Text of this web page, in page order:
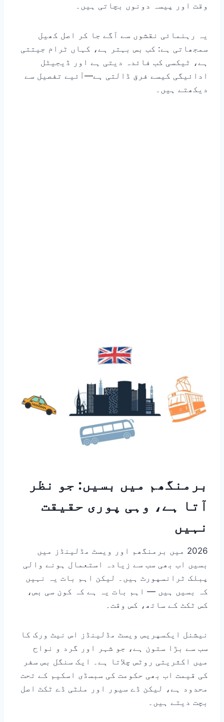
وقت اور پیسہ دونوں بچاتی ہیں۔
یہ رہنمائی نقشوں سے آگے جا کر اصل کھیل
سمجھاتی ہے: کب بس بہتر ہے، کہاں ٹرام جیتتی
ہے، ٹیکسی کب فائدہ دیتی ہے اور ڈیجیٹل
ادائیگی کیسے فرق ڈالتی ہے—آئیے تفصیل سے
دیکھتے ہیں۔
برمنگھم میں بسیں: جو نظر
آتا ہے، وہی پوری حقیقت
نہیں
2026 میں برمنگھم اور ویسٹ مڈلینڈز میں
بسیں اب بھی سب سے زیادہ استعمال ہونے والی
پبلک ٹرانسپورٹ ہیں۔ لیکن اہم بات یہ نہیں
کہ بسیں ہیں — اہم بات یہ ہے کہ کون سی بس،
کس ٹکٹ کے ساتھ، کس وقت۔
نیشنل ایکسپریس ویسٹ مڈلینڈز اس نیٹ ورک کا
سب سے بڑا ستون ہے، جو شہر اور گرد و نواح
میں اکثریتی روٹس چلاتا ہے۔ ایک سنگل بس سفر
کی قیمت اب بھی حکومت کی سبسڈی اسکیم کے تحت
محدود ہے، لیکن ڈے سیور اور ملٹی ڈے ٹکٹ اصل
بچت دیتے ہیں۔